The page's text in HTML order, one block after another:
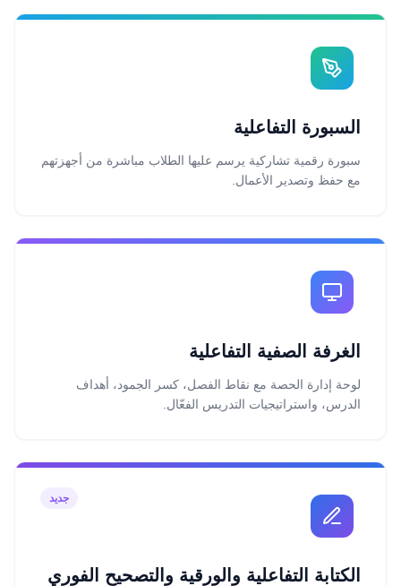
السبورة التفاعلية
سبورة رقمية تشاركية يرسم عليها الطلاب مباشرة من أجهزتهم
مع حفظ وتصدير الأعمال.
الغرفة الصفية التفاعلية
لوحة إدارة الحصة مع نقاط الفصل، كسر الجمود، أهداف
الدرس، واستراتيجيات التدريس الفعّال.
جديد
الكتابة التفاعلية والورقية والتصحيح الفوري